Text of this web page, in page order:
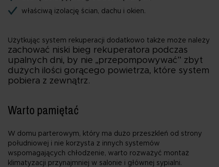
właściwą izolację ścian, dachu i okien.
Użytkując system rekuperacji dodatkowo także może należy
zachować niski bieg rekuperatora podczas
upalnych dni, by nie „przepompowywać” zbyt
dużych ilości gorącego powietrza, które system
pobiera z zewnątrz.
Warto pamiętać
W domu parterowym, który ma dużo przeszkleń od strony
południowej i nie korzysta z innych systemów
wspomagających chłodzenie, warto rozważyć montaż
klimatyzacji przynajmniej w salonie i głównej sypialni.